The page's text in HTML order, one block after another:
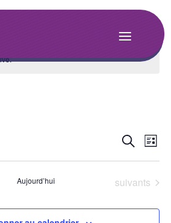
et
de
Recherche
de
Liste
Aujourd’hui Évènements
suivants